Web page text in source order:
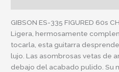
GIBSON ES-335 FIGURED 60s
Ligera, hermosamente
tocarla, esta guitarra
lujo. Las asombrosas vetas de
debajo del acabado pulido. Su